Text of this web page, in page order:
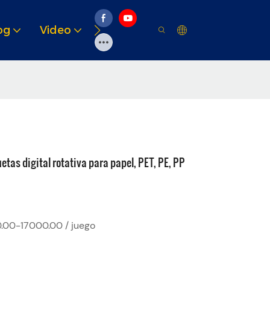
Video Soluciones Recurso
digital rotativa para papel, PET, PE, PP
17000.00 / juego